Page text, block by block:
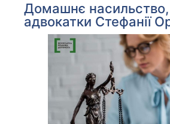
Домашнє насильство,
адвокатки Стефанії